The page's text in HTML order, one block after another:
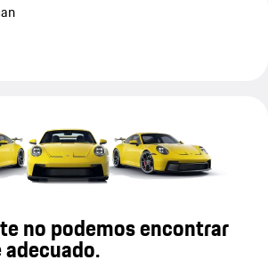
no podemos encontrar